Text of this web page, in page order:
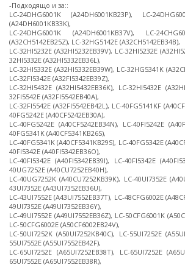
-Подходящо и за::
LC-24DHG6001K (A24DH6001KB23P), LC-
(A24DH6001KB33K),
LC-24DHG6001K (A24DH6001KB37V), LC-
(A32CH5142EB25Z), LC-32HG5142E (A32CH5142EB34B),
LC-32HI5232E (A32HI5232EB39V), LC-32HI5232E
32HI5332E (A32HI5332EB36L),
LC-32HI5332E (A32HI5332EB39W), LC-32HG5341K
LC-32FI5342E (A32FI5342EB39Z),
LC-32HI5432E (A32HI5432EB36K), LC-32HI5432E
32FI5542E (A32FI5542EB40A),
LC-32FI5542E (A32FI5542EB42L), LC-40FG5141KF
40FG5242E (A40CF5242EB30A),
LC-40FG5242E (A40CF5242EB34N), LC-40FI5242E
40FG5341K (A40CF5341KB26S),
LC-40FG5341K (A40CF5341KB29S), LC-40FG5342E
40FI5342E (A40FI5342EB36O),
LC-40FI5342E (A40FI5342EB39I), LC-40FI5342E
40UG7252E (A40CU7252EB40H),
LC-40UG7252K (A40CU7252KB39K), LC-40UI7352E
43UI7352E (A43UI7352EB36U),
LC-43UI7552E (A43UI7552EB37T), LC-48CFG6002E
49UI7352E (A49UI7352EB36Y),
LC-49UI7552E (A49UI7552EB36Z), LC-50CFG6001K
LC-50CFG6002E (A50CF6002EB24V),
LC-50UI7252K (A50UI7252KB40C), LC-55UI7252E
55UI7552E (A55UI7552EB42F),
LC-65UI7252E (A65UI7252EB38T), LC-65UI7252E
65UI7552E (A65UI7552EB38R),